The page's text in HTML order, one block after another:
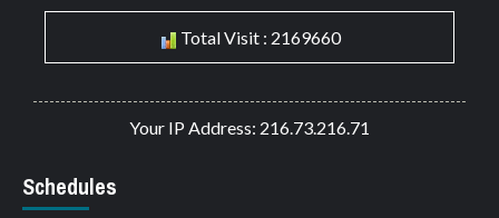
Total Visit : 2169660
Your IP Address: 216.73.216.71
Schedules